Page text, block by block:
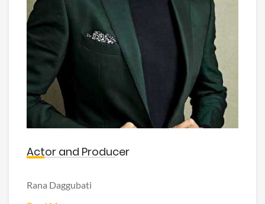
Actor and Producer
Rana Daggubati